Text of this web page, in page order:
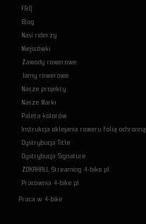
F&Q
Blog
Nasi riderzy
Miejscówki
Zawody rowerowe
Jamy rowerowe
Nasze projekty
Nasze Marki
Paleta kolorów
Instrukcja oklejania roweru folią ochronną
Dystrybucja Title
Dystrybucja Signature
ZOKAHALL Streaming 4-bike.pl
Pracownia 4-bike.pl
Praca w 4-bike